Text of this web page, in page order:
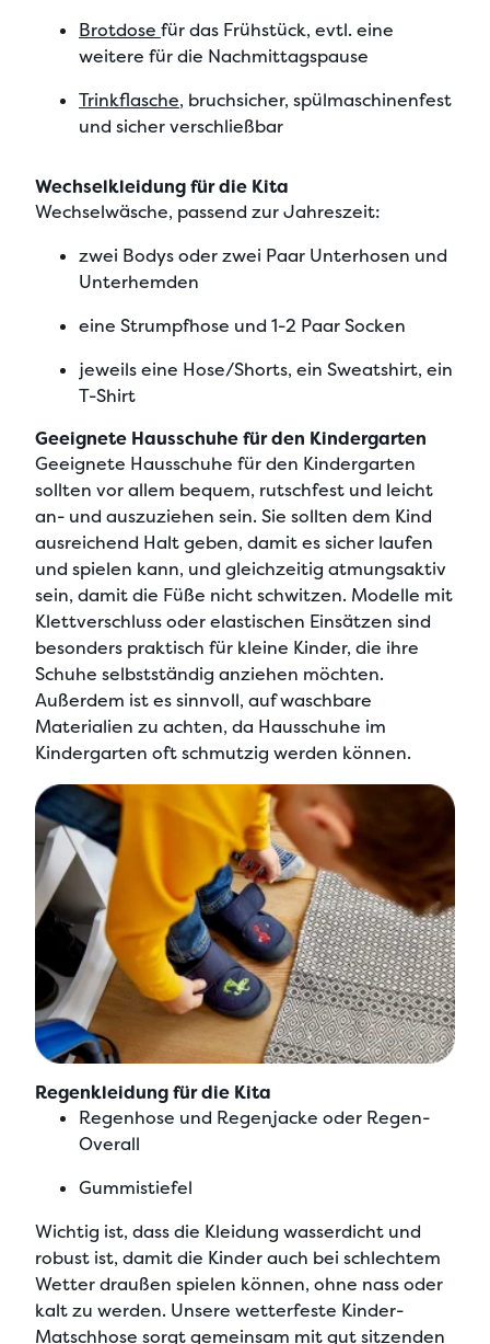
Brotdose für das Frühstück, evtl. eine
weitere für die Nachmittagspause
Trinkflasche, bruchsicher, spülmaschinenfest
und sicher verschließbar
Wechselkleidung für die Kita
Wechselwäsche, passend zur Jahreszeit:
zwei Bodys oder zwei Paar Unterhosen und
Unterhemden
eine Strumpfhose und 1-2 Paar Socken
jeweils eine Hose/Shorts, ein Sweatshirt, ein
T-Shirt
Geeignete Hausschuhe für den Kindergarten
Geeignete Hausschuhe für den Kindergarten
sollten vor allem bequem, rutschfest und leicht
an- und auszuziehen sein. Sie sollten dem Kind
ausreichend Halt geben, damit es sicher laufen
und spielen kann, und gleichzeitig atmungsaktiv
sein, damit die Füße nicht schwitzen. Modelle mit
Klettverschlussoder elastischen Einsätzen sind
besonders praktisch für kleine Kinder, die ihre
Schuhe selbstständig anziehen möchten.
Außerdem ist es sinnvoll, aufwaschbare
Materialien zu achten, da Hausschuhe im
Kindergarten oft schmutzig werden können.
Regenkleidung für die Kita
Regenhose und Regenjacke oder Regen-
Overall
Gummistiefel
Wichtig ist, dass die Kleidung wasserdicht und
robust ist, damit die Kinder auch bei schlechtem
Wetter draußen spielen können, ohne nass oder
kalt zu werden. Unsere wetterfeste Kinder-
Matschhose sorgt gemeinsam mit gut sitzenden